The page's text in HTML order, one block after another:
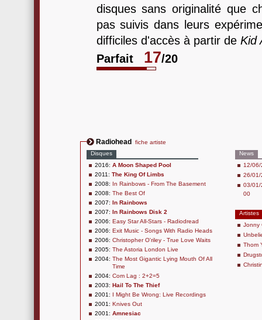
disques sans originalité que
pas suivis dans leurs
difficiles d'accès à partir de Kid
Parfait
17/20
Radiohead
fiche artiste
Disques
2016: A Moon Shaped Pool
2011: The King Of Limbs
2008: In Rainbows - From The Basement
2008: The Best Of
2007: In Rainbows
2007: In Rainbows Disk 2
2006: Easy Star All-Stars - Radiodread
2006: Exit Music - Songs With Radio Heads
2006: Christopher O'riley - True Love Waits
2005: The Astoria London Live
2004: The Most Gigantic Lying Mouth Of All
Time
2004: Com Lag : 2+2=5
2003: Hail To The Thief
2001: I Might Be Wrong: Live Recordings
2001: Knives Out
2001: Amnesiac
News
12/
26/01/
03/01/
00
Artistes
Jonny
Thom